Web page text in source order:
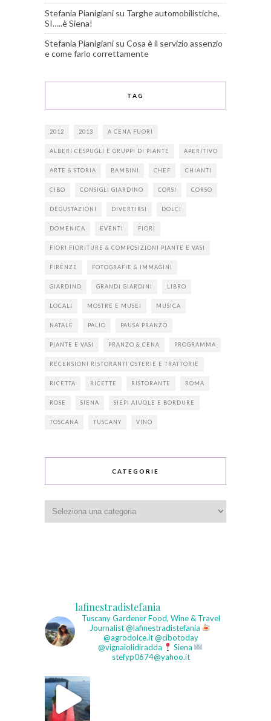
Stefania Pianigiani su Targhe automobilistiche,
SI…..è Siena!
Stefania Pianigiani su Cosa è il servizio assenzio
e come farlo correttamente
TAG
2012 2013 A CENA FUORI
ALBERI CESPUGLI E GRUPPI DI PIANTE APERITIVO
ARTE & STORIA BAMBINI CHEF CHIANTI
CIBO CONSIGLI GIARDINO CORSI CORSO
DEGUSTAZIONI DIVERTIRSI DOLCI
DOMENICA EVENTI FIORI
FIORI FIORITURE & COMPOSIZIONI PIANTE E VASI
FIRENZE FOTOGRAFIE & IMMAGINI
GIARDINO GRANDI GIARDINI LIBRO
LOCALI MOSTRE E MUSEI MUSICA
NATALE PALIO PAUSA PRANZO
PIANTE E VASI PRANZO & CENA PROGRAMMA
RECENSIONI RISTORANTI OSTERIE E TRATTORIE
RICETTA RICETTE RISTORANTE ROMA
ROSE SIENA SIEPI AIUOLE E BORDURE
TOSCANA TUSCANY VINO
CATEGORIE
lafinestradistefania
Tuscany GardenerFood, Wine & Travel
Journalist@lafinestradistefania
@agrodolce.it @cibotoday
@vignaiolidiradda
Siena
stefyp0674@yahoo.it